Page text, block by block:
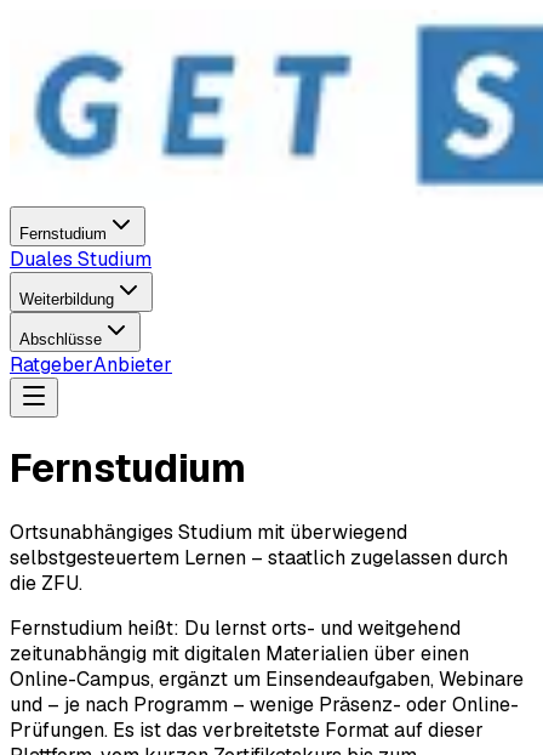
Fernstudium
Duales Studium
Weiterbildung
Abschlüsse
RatgeberAnbieter
Fernstudium
Ortsunabhängiges Studium mit überwiegend
selbstgesteuertem Lernen – staatlich zugelassen durch
die ZFU.
Fernstudium heißt: Du lernst orts- und weitgehend
zeitunabhängig mit digitalen Materialien über einen
Online-Campus, ergänzt um Einsendeaufgaben, Webinare
und – je nach Programm – wenige Präsenz- oder Online-
Prüfungen. Es ist das verbreitetste Format auf dieser